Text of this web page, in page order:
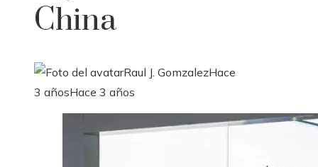
China
Raul J. GomzalezHace
3 añosHace 3 años